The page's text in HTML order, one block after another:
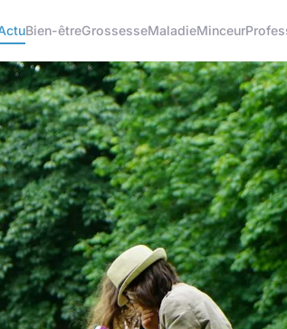
Bien-êtreGrossesseMaladieMinceur